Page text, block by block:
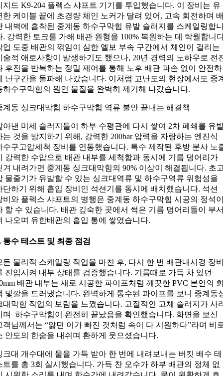
지드 K9-204 플렉스 샤프트 기기를 투입했습니다. 이 장비는 유
한 케이블 끝에 초경량 체인 노커가 달려 있어, 고속 회전하며
내벽에 흡착된 중계동 하수구막힘 유발 슬러지를 스케일링합
. 강력한 토크를 가해 배관 원형을 100% 복원하는 데 탁월합니
업 도중 배관의 꺾임이 심한 엘보 부속 구간에서 체인이 걸리는
술적 애로사항이 발생하기도 했으나, 20년 경력의 노하우로 전
후진을 반복하는 정밀 제어를 통해 노후 배관 파손 없이 안전하
난구간을 돌파해 나갔습니다. 이처럼 고난도의 현장에서도 중
하수구막힘의 원인 물질을 완벽히 제거해 나갔습니다.
계동 싱크대막힘 하수구막힘 역류 불안 끝내는 해결책
아낸 미세 슬러지들이 하부 수평관에 다시 쌓여 2차 폐쇄를 유
는 것을 방지하기 위해, 강력한 200bar 압력을 자랑하는 엔진식
수구고압세척 장비를 연동했습니다. 특수 제작된 후방 분사 노
강력한 수압으로 배관 내부를 세척함과 동시에 기름 덩어리가
겨 내려가면 중계동 싱크대막힘의 90% 이상이 해결됩니다. 초
물줄기가 유발할 수 있는 싱크대역류 및 하수구역류 위험성을
단하기 위해 흡입 장비인 석션기를 동시에 배치했습니다. 석션
비와 플렉스 샤프트의 병행은 중계동 하수구막힘 시공의 정석
할 수 있습니다. 배관 깊숙한 곳에서 썩은 기름 덩어리들이 부
나오며 유한배관의 흡입 통에 쌓였습니다.
통수 테스트 및 최종 점검
든 물리적 스케일링 작업을 마친 후, 다시 한 번 배관내시경 장
진입시켜 내부 상태를 검증했습니다. 기름때로 가득 차 있던
배관 내부는 새로 시공한 파이프처럼 깨끗한 PVC 본연의
빛깔을 드러냈습니다. 완벽하게 통수된 파이프를 보니 중계동
대막힘 작업의 보람을 느꼈습니다. 고질적인 고체 슬러지가 사
며 하수구막힘이 완전히 끝났음을 확인했습니다. 화면을 보신
객님께서는 “앓던 이가 빠진 것처럼 속이 다 시원하다”라며 비
안도의 한숨을 내쉬며 환하게 웃으셨습니다.
크대 개수대에 물을 가득 받아 한 번에 내려보내는 버킷 배수 테
트를 총 3회 실시했습니다. 가득 찬 오수가 하부 배관의 정체 없